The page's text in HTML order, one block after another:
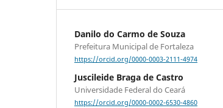
Danilo do Carmo de Souza
Prefeitura Municipal de Fortaleza
https://orcid.org/0000-0003-2111-4974
Juscileide Braga de Castro
Universidade Federal do Ceará
https://orcid.org/0000-0002-6530-4860